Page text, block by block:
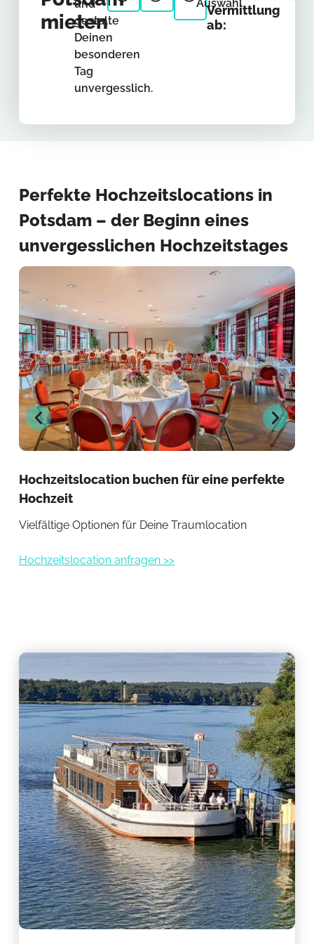
mieten
und
gestalte
Deinen
besonderen
Tag
unvergesslich.
Auswahl
Vermittlung
ab:
Perfekte Hochzeitslocations in
Potsdam – der Beginn eines
unvergesslichen Hochzeitstages
Hochzeitslocation buchen für eine perfekte
Hochzeit
Vielfältige Optionen für Deine Traumlocation
Hochzeitslocation anfragen >>